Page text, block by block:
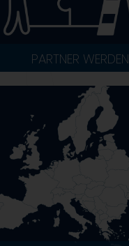
PARTNER WERDEN